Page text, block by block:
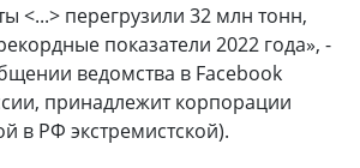
<...> перегрузили 32 млн тонн,
показатели 2022 года», -
ведомства в Facebook
принадлежит корпорации
в РФ экстремистской).